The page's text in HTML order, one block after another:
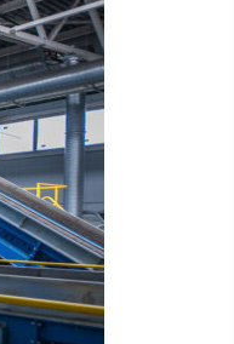
в России фактически
ушёл от проверок к
Южная Корея ускорит
развитие солнечной
энергетики из-за роста
спроса со стороны ИИ
Приток воды в
водохранилища Волги и
Камы в августе может
превысить норму почти в